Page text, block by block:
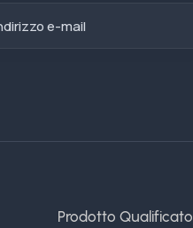
e-mail
Prodotto Qualificato